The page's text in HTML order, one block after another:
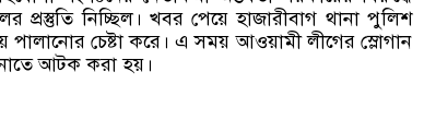
প্রস্তুতি নিচ্ছিল। খবর পেয়ে হাজারীবাগ থানা পুলিশ
পালানোর চেষ্টা করে। এ সময় আওয়ামী লীগের স্লোগান
আটক করা হয়।